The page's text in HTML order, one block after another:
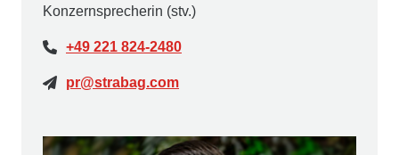
Konzernsprecherin (stv.)
+49 221 824-2480
pr@strabag.com